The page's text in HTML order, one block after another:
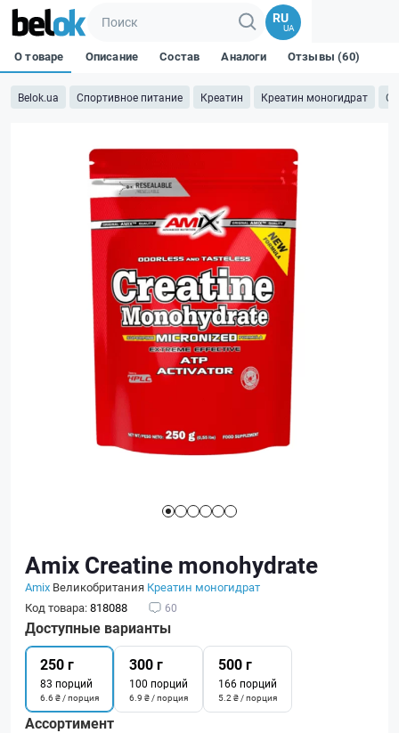
RU
UA
Belok.ua Спортивное питание Креатин Креатин моногидрат
О товаре Описание Состав Аналоги Отзывы (60)
Amix Creatine monohydrate
Amix Великобритания Креатин моногидрат
Код товара:818088 60
Доступные варианты
250 г
83 порций
6.6 ₴ / порция
300 г
100 порций
6.9 ₴ / порция
500 г
166 порций
5.2 ₴ / порция
Ассортимент